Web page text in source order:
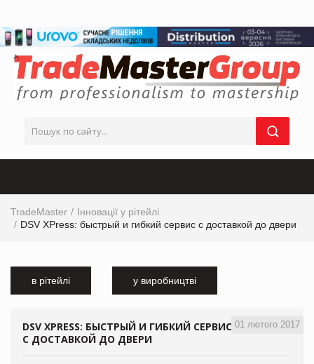
TradeMaster
Інновації у рітейлі
DSV XPress: быстрый и гибкий сервис с доставкой до двери
в рітейлі у виробництві
01 лютого 2017
DSV XPRESS: БЫСТРЫЙ И ГИБКИЙ СЕРВИС
С ДОСТАВКОЙ ДО ДВЕРИ